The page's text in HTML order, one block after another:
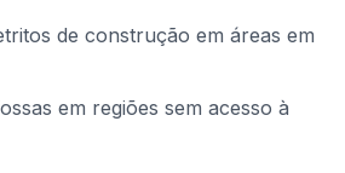
de construção em áreas em
em regiões sem acesso à